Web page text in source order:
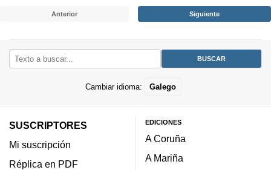
Anterior Siguiente
Cambiar idioma: Galego
SUSCRIPTORES
Mi suscripción
Réplica en PDF
EDICIONES
A Coruña
A Mariña